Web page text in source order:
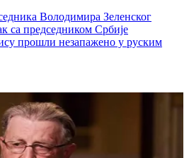
Володимира Зеленског
са председником Србије
прошли незапажено у руским